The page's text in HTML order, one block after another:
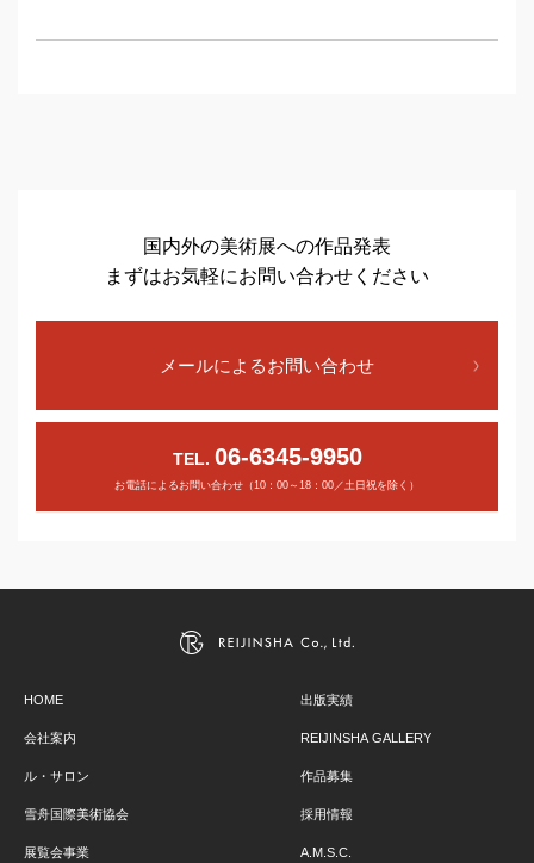
国内外の美術展への作品発表
まずはお気軽にお問い合わせください
メールによるお問い合わせ
TEL. 06-6345-9950
お電話によるお問い合わせ（10：00～18：00／土日祝を除く）
HOME
会社案内
ル・サロン
雪舟国際美術協会
展覧会事業
出版実績
REIJINSHA GALLERY
作品募集
採用情報
A.M.S.C.